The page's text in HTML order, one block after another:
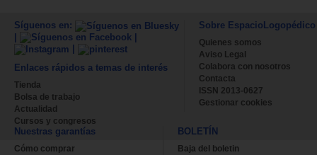
Síguenos en:
|
|
Enlaces rápidos a temas de interés
Tienda
Bolsa de trabajo
Actualidad
Cursos y congresos
Sobre EspacioLogopédico
Quienes somos
Aviso Legal
Colabora con nosotros
Contacta
ISSN 2013-0627
Gestionar cookies
Nuestras garantías
Cómo comprar
BOLETÍN
Baja del boletin